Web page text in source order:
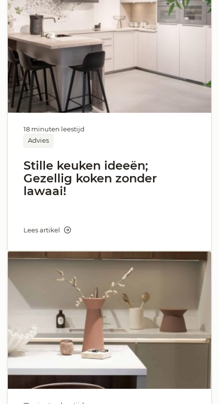
Advies
18 minuten leestijd
Stille keuken ideeën;
Gezellig koken zonder
lawaai!
Lees artikel